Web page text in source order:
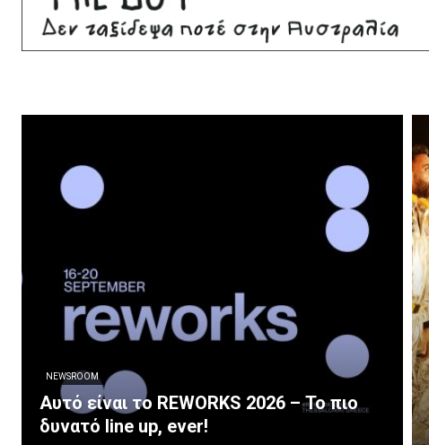
NEWSROOM
Αυτό είναι το REWORKS 2026 – Το πιο
δυνατό line up, ever!